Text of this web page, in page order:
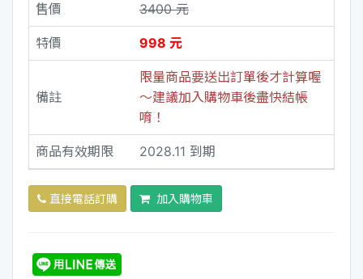
售價 3400 元
特價 998 元
備註
限量商品要送出訂單後才計算喔
～建議加入購物車後盡快結帳
唷！
商品有效期限 2028.11 到期
直接電話訂購 加入購物車